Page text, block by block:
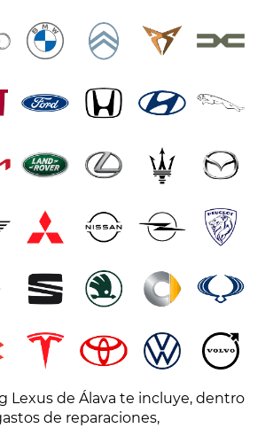
Lexus de Álava te incluye, dentro
de reparaciones,